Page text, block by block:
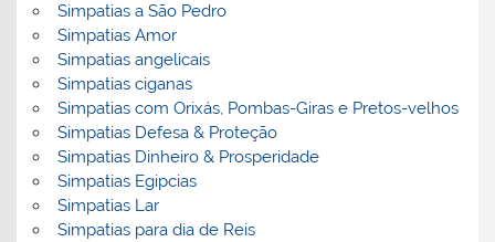
Simpatias a São Pedro
Simpatias Amor
Simpatias angelicais
Simpatias ciganas
Simpatias com Orixás, Pombas-Giras e Pretos-velhos
Simpatias Defesa & Proteção
Simpatias Dinheiro & Prosperidade
Simpatias Egipcias
Simpatias Lar
Simpatias para dia de Reis